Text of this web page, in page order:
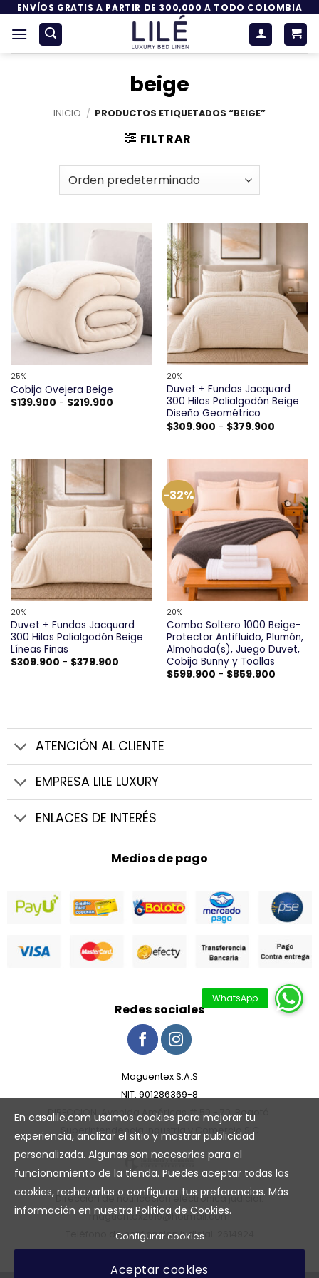
Saltar
contenido
ENVÍOS GRATIS A PARTIR DE 300,000 A TODO COLOMBIA
beige
INICIO / PRODUCTOS ETIQUETADOS “BEIGE”
FILTRAR
25%
Cobija Ovejera Beige
$139.900 - $219.900Rango
$219.900
20%
Duvet + Fundas Jacquard
300 Hilos Polialgodón Beige
Diseño Geométrico
$309.900 - $379.900Rango
$309.900
hasta
$379.900
20%
Duvet + Fundas Jacquard
300 Hilos Polialgodón Beige
Líneas Finas
$309.900 - $379.900Rango
-32%
20%
Combo Soltero 1000 Beige-
Protector Antifluido, Plumón,
Almohada(s), Juego Duvet,
Cobija Bunny y Toallas
$599.900 - $859.900Rango
$859.900
ATENCIÓN AL CLIENTE
EMPRESA LILE LUXURY
ENLACES DE INTERÉS
Medios de pago
Redes sociales
Maguentex S.A.S
NIT: 901286369-8
DIRECCION: Avenida Américas # 50 - 70, Bogotá.
Superintendencia Industria y Comercio SIC
Dirección de notificación electrónica judicial:
maguentex2019@hotmail.com
Teléfono de notificacion judicial: 2614924
En casalile.com usamos cookies para mejorar tu
experiencia, analizar el sitio y mostrar publicidad
personalizada. Algunas son necesarias para el
funcionamiento de la tienda. Puedes aceptar todas las
cookies, rechazarlas o configurar tus preferencias. Más
información en nuestra Política de Cookies.
Configurar cookies
Aceptar cookies